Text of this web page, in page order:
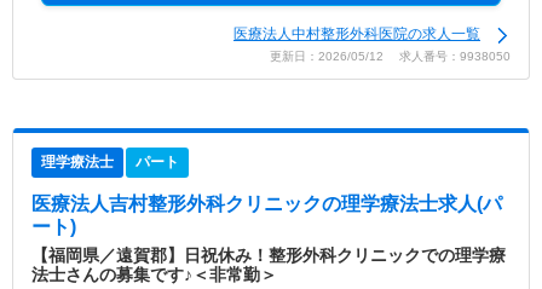
医療法人中村整形外科医院の求人一覧
更新日：2026/05/12 求人番号：9938050
理学療法士 パート
医療法人吉村整形外科クリニックの理学療法士求人(パ
ート)
【福岡県／遠賀郡】日祝休み！整形外科クリニックでの理学療
法士さんの募集です♪＜非常勤＞